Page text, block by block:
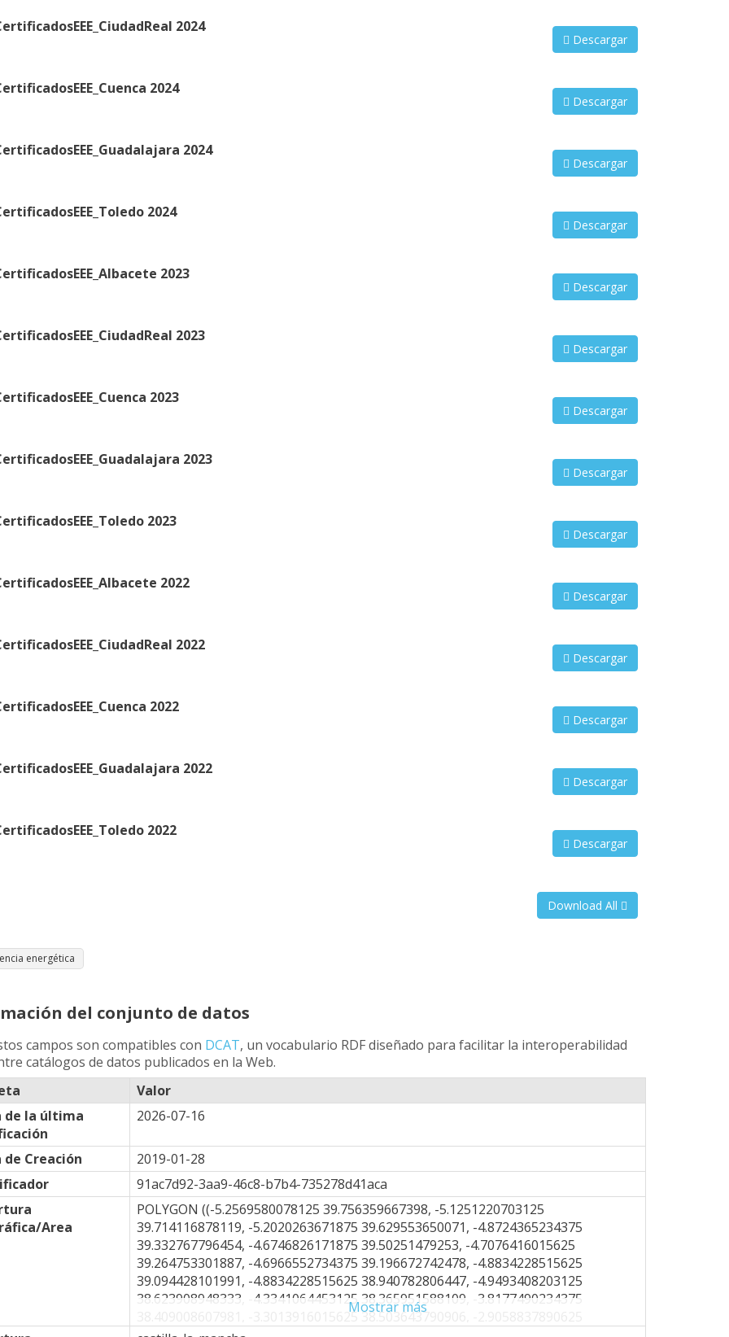
2024
Descargar
2024
Descargar
2024
Descargar
2024
Descargar
2023
Descargar
2023
Descargar
2023
Descargar
2023
Descargar
2023
Descargar
2022
Descargar
2022
Descargar
2022
Descargar
2022
Descargar
2022
Descargar
Download All
energética
del conjunto de datos
campos son compatibles con DCAT, un vocabulario RDF diseñado para facilitar la interoperabilidad
catálogos de datos publicados en la Web.
Valor
de la última
2026-07-16
de Creación
2019-01-28
91ac7d92-3aa9-46c8-b7b4-735278d41aca
Area
POLYGON ((-5.2569580078125 39.756359667398, -5.1251220703125
39.714116878119, -5.2020263671875 39.629553650071, -4.8724365234375
39.332767796454, -4.6746826171875 39.50251479253, -4.7076416015625
39.264753301887, -4.6966552734375 39.196672742478, -4.8834228515625
39.094428101991, -4.8834228515625 38.940782806447, -4.9493408203125
38.623908948333, -4.3341064453125 38.365951588109, -3.8177490234375
38.409008607981, -3.3013916015625 38.503643790906, -2.9058837890625
Mostrar más